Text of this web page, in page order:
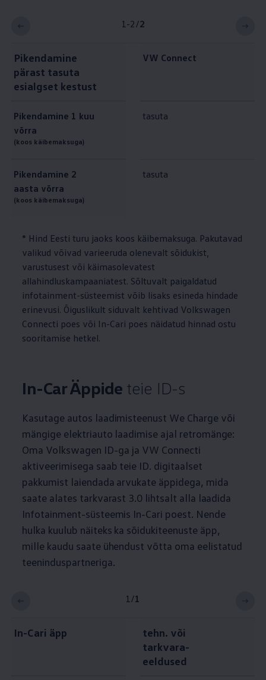
1-2/2
Pikendamine
pärast tasuta
esialgset kestust
VW Connect
Pikendamine 1 kuu
võrra
(koos käibemaksuga)
tasuta
Pikendamine 2
aasta võrra
(koos käibemaksuga)
tasuta
* Hind Eesti turu jaoks koos käibemaksuga. Pakutavad
valikud võivad varieeruda olenevalt sõidukist,
varustusest või käimasolevatest
allahindluskampaaniatest. Sõltuvalt paigaldatud
infotainment-süsteemist võib lisaks esineda hindade
erinevusi. Õiguslikult siduvalt kehtivad Volkswagen
Connecti poes või In-Cari poes näidatud hinnad ostu
sooritamise hetkel.
In-Car Äppide teie ID-s
Kasutage autos laadimisteenust We Charge või
mängige elektriauto laadimise ajal retromänge:
Oma Volkswagen ID-ga ja VW Connecti
aktiveerimisega saab teie ID. digitaalset
pakkumist laiendada arvukate äppidega, mida
saate alates tarkvarast 3.0 lihtsalt alla laadida
Infotainment-süsteemis In-Cari poest. Nende
hulka kuulub näiteks ka sõidukiteenuste äpp,
mille kaudu saate ühendust võtta oma eelistatud
teeninduspartneriga.
1 /1
In-Cari äpp
tehn. või
tarkvara-
eeldused